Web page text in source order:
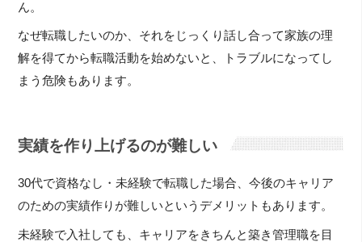
ん。
なぜ転職したいのか、それをじっくり話し合って家族の理
解を得てから転職活動を始めないと、トラブルになってし
まう危険もあります。
実績を作り上げるのが難しい
30代で資格なし・未経験で転職した場合、今後のキャリア
のための実績作りが難しいというデメリットもあります。
未経験で入社しても、キャリアをきちんと築き管理職を目